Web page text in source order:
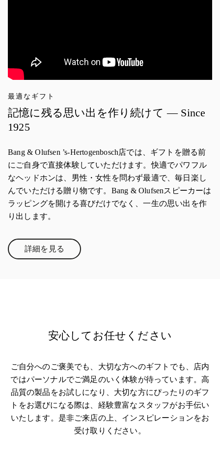
最適なギフト
記憶に残る思い出を作り続けて — Since
1925
Bang & Olufsen ’s-Hertogenbosch店では、ギフトを贈る前
にご自身で直接体験していただけます。快適でパワフル
なヘッドホンは、男性・女性を問わず最適で、毎日楽し
んでいただける贈り物です。Bang & Olufsenスピーカーは
ラッピングを開ける喜びだけでなく、一生の思い出を作
り出します。
詳細を見るLink Opens in New Tab
安心してお任せください
ご自分へのご褒美でも、大切な方へのギフトでも、店内
ではパーソナルでご満足のいく体験が待っています。高
品質の製品をお試しになり、大切な方にぴったりのギフ
トをお選びになる際は、経験豊富なスタッフがお手伝い
いたします。是非ご来店の上、インスピレーションをお
受け取りください。